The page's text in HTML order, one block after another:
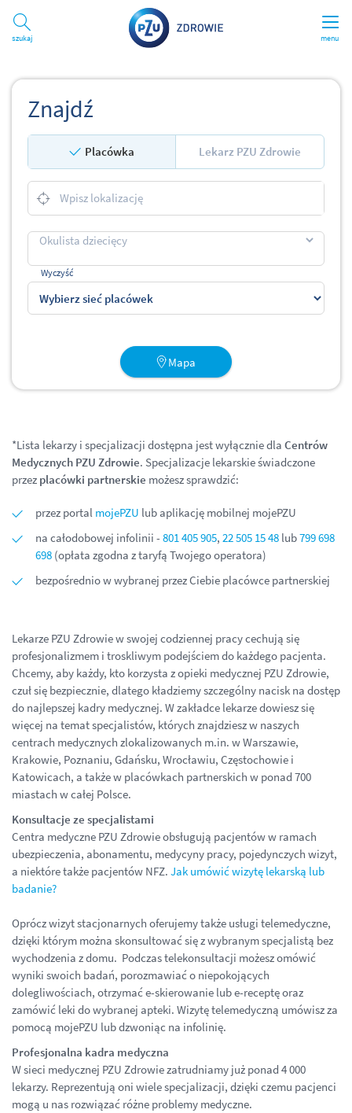
menu
Szukaj
Znajdź
Placówka Lekarz PZU Zdrowie
Wyczyść
Mapa
*Lista lekarzy i specjalizacji dostępna jest wyłącznie dla Centrów
Medycznych PZU Zdrowie. Specjalizacje lekarskie świadczone
przez placówki partnerskie możesz sprawdzić:
przez portal mojePZU lub aplikację mobilnej mojePZU
na całodobowej infolinii - 801 405 905, 22 505 15 48 lub799 698
698 (opłata zgodna z taryfą Twojego operatora)
bezpośrednio w wybranej przez Ciebie placówce partnerskiej
Lekarze PZU Zdrowie w swojej codziennej pracy cechują się
profesjonalizmem i troskliwym podejściem do każdego pacjenta.
Chcemy, aby każdy, kto korzysta z opieki medycznej PZU Zdrowie,
czuł się bezpiecznie, dlatego kładziemy szczególny nacisk na dostęp
do najlepszej kadry medycznej. W zakładce lekarze dowiesz się
więcej na temat specjalistów, których znajdziesz w naszych
centrach medycznych zlokalizowanych m.in. w Warszawie,
Krakowie, Poznaniu, Gdańsku, Wrocławiu, Częstochowie i
Katowicach, a także w placówkach partnerskich w ponad 700
miastach w całej Polsce.
Konsultacje ze specjalistami
Centra medyczne PZU Zdrowie obsługują pacjentów w ramach
ubezpieczenia, abonamentu, medycyny pracy, pojedynczych wizyt,
a niektóre także pacjentów NFZ. Jak umówić wizytę lekarską lub
badanie?
Oprócz wizyt stacjonarnych oferujemy także usługi telemedyczne,
dzięki którym można skonsultować się z wybranym specjalistą bez
wychodzenia z domu. Podczas telekonsultacji możesz omówić
wyniki swoich badań, porozmawiać o niepokojących
dolegliwościach, otrzymać e-skierowanie lub e-receptę oraz
zamówić leki do wybranej apteki. Wizytę telemedyczną umówisz za
pomocą mojePZU lub dzwoniąc na infolinię.
Profesjonalna kadra medyczna
W sieci medycznej PZU Zdrowie zatrudniamy już ponad 4 000
lekarzy. Reprezentują oni wiele specjalizacji, dzięki czemu pacjenci
mogą u nas rozwiązać różne problemy medyczne.